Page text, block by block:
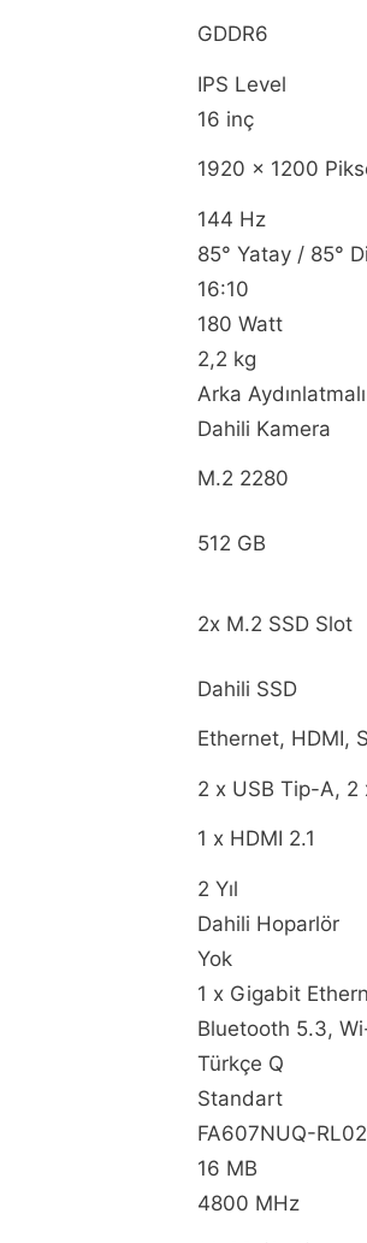
GDDR6
IPS Level
16 inç
1920 x 1200
144 Hz
85° Yatay / 85°
16:10
180 Watt
2,2 kg
Arka Aydınlatmalı
Dahili Kamera
M.2 2280
512 GB
2x M.2 SSD Slot
Dahili SSD
Ethernet, HDMI,
2 x USB Tip-A, 2
1 x HDMI 2.1
2 Yıl
Dahili Hoparlör
Yok
1 x Gigabit
Bluetooth 5.3,
Türkçe Q
Standart
FA607NUQ-
16 MB
4800 MHz